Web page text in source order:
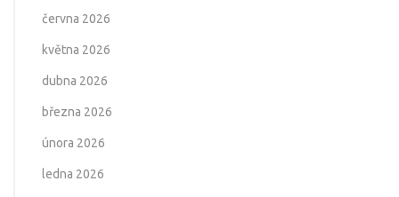
června 2026
května 2026
dubna 2026
března 2026
února 2026
ledna 2026